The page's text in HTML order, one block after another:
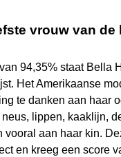
vrouw van de
94,35% staat Bella
Het Amerikaanse
te danken aan haar
lippen, kaaklijn,
vooral aan haar kin.
en kreeg een score